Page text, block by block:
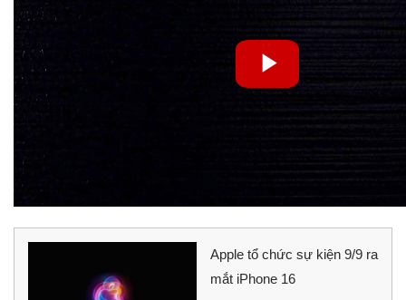
Apple tổ chức sự kiện 9/9 ra
mắt iPhone 16